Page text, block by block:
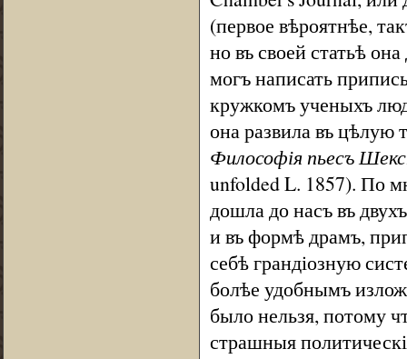
(первое вѣроятнѣе,
но въ своей статьѣ
могъ написать
кружкомъ ученыхъ
она развила въ цѣлую
Философія пьесъ
unfolded L. 1857). По
дошла до насъ въ
и въ формѣ драмъ,
себѣ грандіозную
болѣе удобнымъ
было нельзя, потому
страшныя